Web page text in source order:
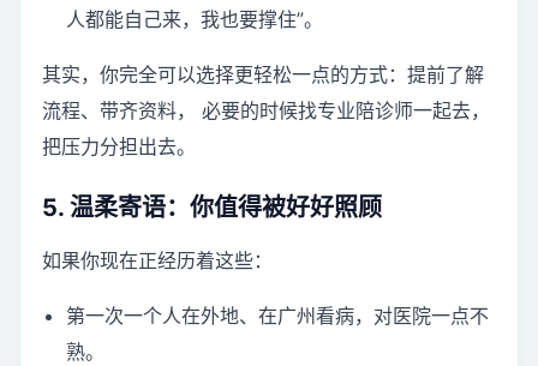
人都能自己来，我也要撑住”。
其实，你完全可以选择更轻松一点的方式：提前了解
流程、带齐资料， 必要的时候找专业陪诊师一起去，
把压力分担出去。
5. 温柔寄语：你值得被好好照顾
如果你现在正经历着这些：
第一次一个人在外地、在广州看病，对医院一点不
熟。